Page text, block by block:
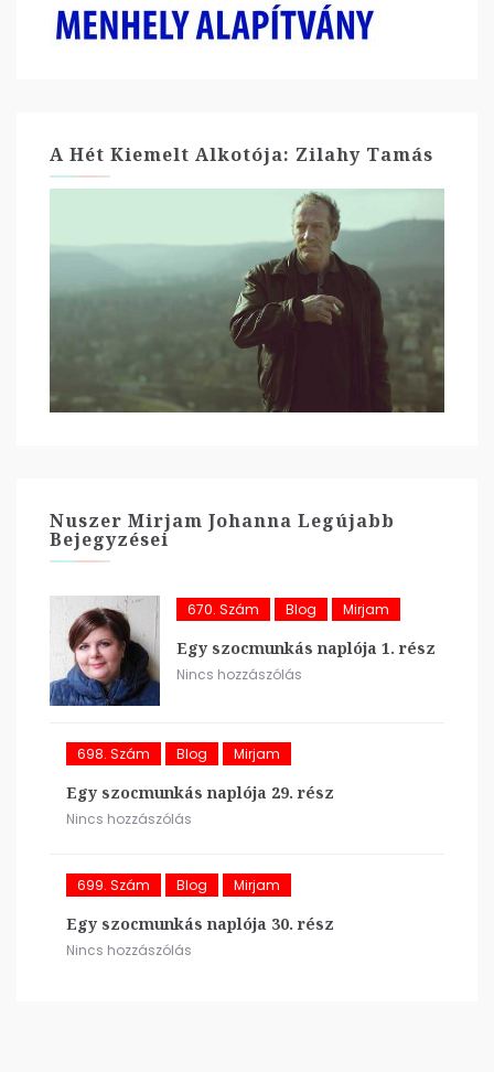
A Hét Kiemelt Alkotója: Zilahy Tamás
Nuszer Mirjam Johanna Legújabb
Bejegyzései
670. Szám Blog Mirjam
Egy szocmunkás naplója 1. rész
Nincs hozzászólás
698. Szám Blog Mirjam
Egy szocmunkás naplója 29. rész
Nincs hozzászólás
699. Szám Blog Mirjam
Egy szocmunkás naplója 30. rész
Nincs hozzászólás